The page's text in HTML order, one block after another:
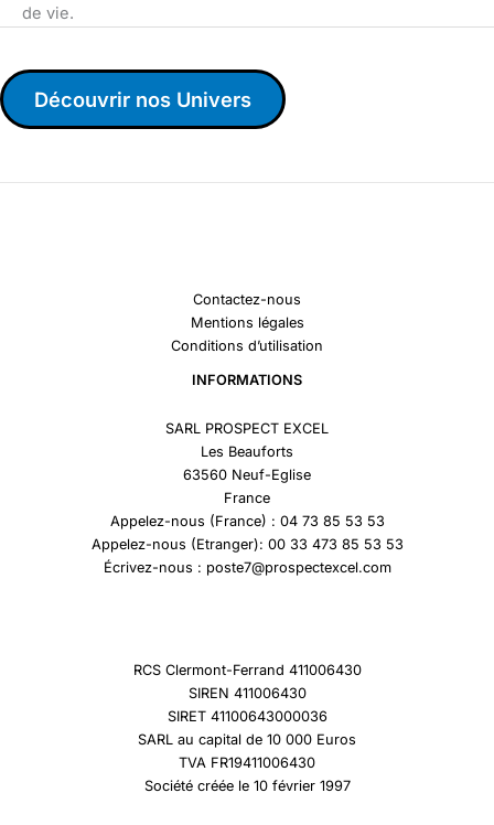
de vie.
Découvrir nos Univers
Contactez-nous
Mentions légales
Conditions d’utilisation
INFORMATIONS
SARL PROSPECT EXCEL
Les Beauforts
63560 Neuf-Eglise
France
Appelez-nous (France) : 04 73 85 53 53
Appelez-nous (Etranger): 00 33 473 85 53 53
Écrivez-nous : poste7@prospectexcel.com
RCS Clermont-Ferrand 411006430
SIREN 411006430
SIRET 41100643000036
SARL au capital de 10 000 Euros
TVA FR19411006430
Société créée le 10 février 1997